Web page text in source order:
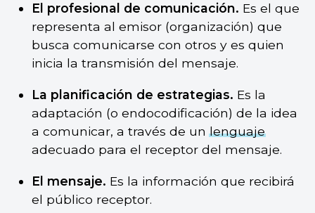
El profesional de comunicación. Es el que
representa al emisor (organización) que
busca comunicarse con otros y es quien
inicia la transmisión del mensaje.
La planificación de estrategias. Es la
adaptación (o endocodificación) de la idea
a comunicar, a través de unlenguaje
adecuado para el receptor del mensaje.
El mensaje. Es la información que recibirá
el público receptor.